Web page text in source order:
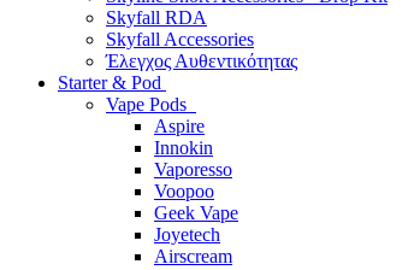
Skyfall RDA
Skyfall Accessories
Έλεγχος Αυθεντικότητας
Starter & Pod
Vape Pods
Aspire
Innokin
Vaporesso
Voopoo
Geek Vape
Joyetech
Airscream